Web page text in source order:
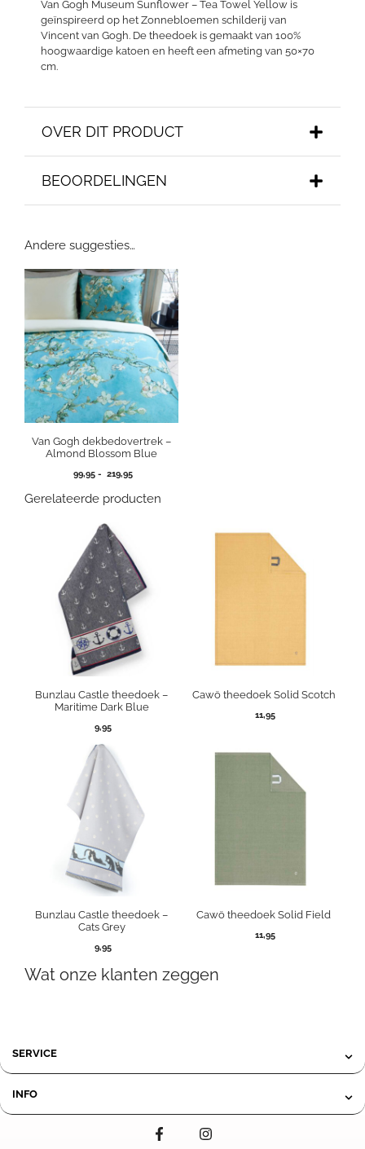
Van Gogh Museum Sunflower – Tea Towel Yellow is
geïnspireerd op het Zonnebloemen schilderij van
Vincent van Gogh. De theedoek is gemaakt van 100%
hoogwaardige katoen en heeft een afmeting van 50×70
cm.
OVER DIT PRODUCT
BEOORDELINGEN
Andere suggesties…
Van Gogh dekbedovertrek –
Almond Blossom Blue
99,95 - 219,95Prijsklasse:
tot
Gerelateerde producten
Bunzlau Castle theedoek –
Maritime Dark Blue
9,95
Cawö theedoek Solid Scotch
11,95
Bunzlau Castle theedoek –
Cats Grey
9,95
Cawö theedoek Solid Field
11,95
Wat onze klanten zeggen
SERVICE
INFO